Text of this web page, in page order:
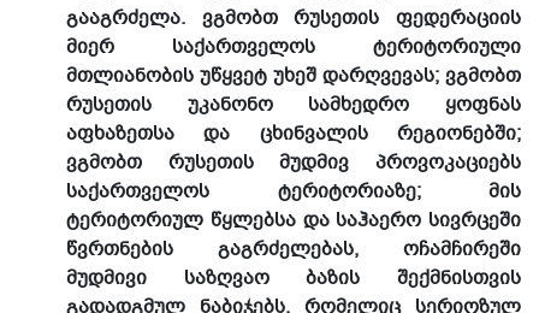
გააგრძელა. ვგმობთ რუსეთის ფედერაციის
მიერ საქართველოს ტერიტორიული
მთლიანობის უწყვეტ უხეშ დარღვევას; ვგმობთ
რუსეთის უკანონო სამხედრო ყოფნას
აფხაზეთსა და ცხინვალის რეგიონებში;
ვგმობთ რუსეთის მუდმივ პროვოკაციებს
საქართველოს ტერიტორიაზე; მის
ტერიტორიულ წყლებსა და საჰაერო სივრცეში
წვრთნების გაგრძელებას, ოჩამჩირეში
მუდმივი საზღვაო ბაზის შექმნისთვის
გადადგმულ ნაბიჯებს, რომელიც სერიოზულ